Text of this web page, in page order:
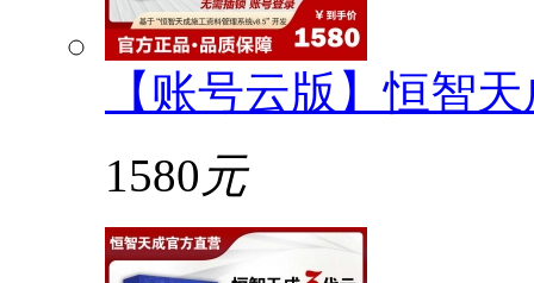
【账号云版】恒智
1580 元